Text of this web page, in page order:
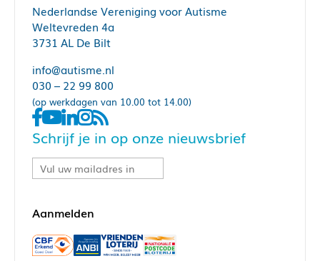
Nederlandse Vereniging voor Autisme
Weltevreden 4a
3731 AL De Bilt
info@autisme.nl
030 – 22 99 800
(op werkdagen van 10.00 tot 14.00)
Schrijf je in op onze nieuwsbrief